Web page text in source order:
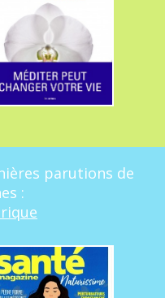
parutions de
: